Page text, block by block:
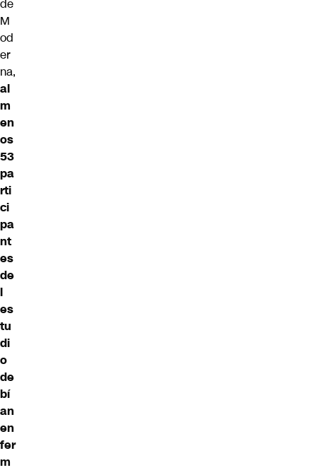
de
M
od
er
na,
al
m
en
os
53
pa
rti
ci
pa
nt
es
de
l
es
tu
di
o
de
bí
an
en
fer
m